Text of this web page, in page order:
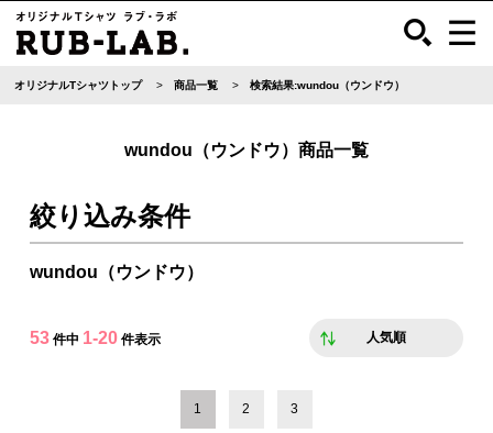
オリジナルTシャツトップ 商品一覧 検索結果:wundou（ウンドウ）
wundou（ウンドウ）商品一覧
絞り込み条件
wundou（ウンドウ）
53件中 1-20件表示 人気順
1 2 3